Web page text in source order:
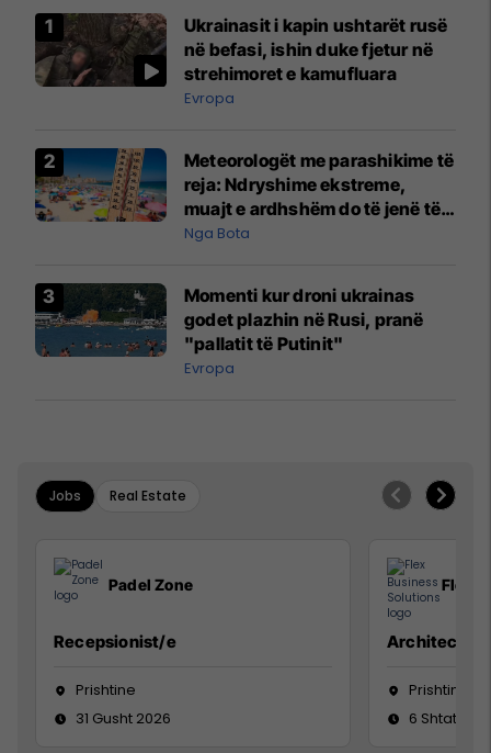
Ukrainasit i kapin ushtarët rusë
në befasi, ishin duke fjetur në
strehimoret e kamufluara
Evropa
Meteorologët me parashikime të
reja: Ndryshime ekstreme,
muajt e ardhshëm do të jenë të
pazakontë
Nga Bota
Momenti kur droni ukrainas
godet plazhin në Rusi, pranë
"pallatit të Putinit"
Evropa
Jobs Real Estate
Padel Zone
Recepsionist/e
Prishtine
31 Gusht 2026
Flex
Architect
Prishtinë
6 Shtator